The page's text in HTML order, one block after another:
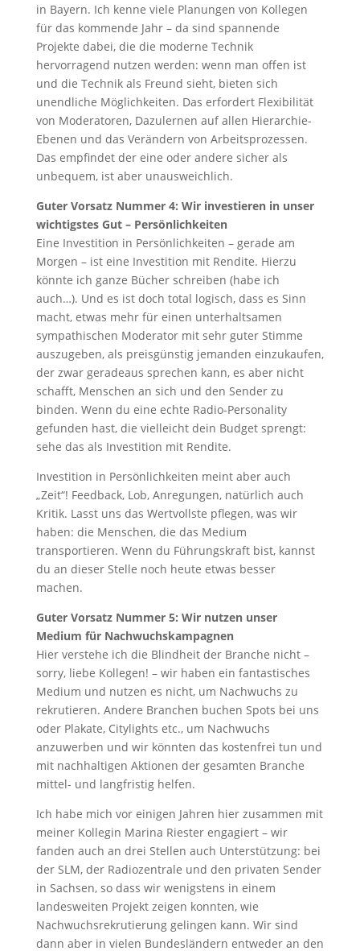
in Bayern. Ich kenne viele Planungen von Kollegen
für das kommende Jahr – da sind spannende
Projekte dabei, die die moderne Technik
hervorragend nutzen werden: wenn man offen ist
und die Technik als Freund sieht, bieten sich
unendliche Möglichkeiten. Das erfordert Flexibilität
von Moderatoren, Dazulernen auf allen Hierarchie-
Ebenen und das Verändern von Arbeitsprozessen.
Das empfindet der eine oder andere sicher als
unbequem, ist aber unausweichlich.
Guter Vorsatz Nummer 4: Wir investieren in unser
wichtigstes Gut – Persönlichkeiten
Eine Investition in Persönlichkeiten – gerade am
Morgen – ist eine Investition mit Rendite. Hierzu
könnte ich ganze Bücher schreiben (habe ich
auch…). Und es ist doch total logisch, dass es Sinn
macht, etwas mehr für einen unterhaltsamen
sympathischen Moderator mit sehr guter Stimme
auszugeben, als preisgünstig jemanden einzukaufen,
der zwar geradeaus sprechen kann, es aber nicht
schafft, Menschen an sich und den Sender zu
binden. Wenn du eine echte Radio-Personality
gefunden hast, die vielleicht dein Budget sprengt:
sehe das als Investition mit Rendite.
Investition in Persönlichkeiten meint aber auch
„Zeit“! Feedback, Lob, Anregungen, natürlich auch
Kritik. Lasst uns das Wertvollste pflegen, was wir
haben: die Menschen, die das Medium
transportieren. Wenn du Führungskraft bist, kannst
du an dieser Stelle noch heute etwas besser
machen.
Guter Vorsatz Nummer 5: Wir nutzen unser
Medium für Nachwuchskampagnen
Hier verstehe ich die Blindheit der Branche nicht –
sorry, liebe Kollegen! – wir haben ein fantastisches
Medium und nutzen es nicht, um Nachwuchs zu
rekrutieren. Andere Branchen buchen Spots bei uns
oder Plakate, Citylights etc., um Nachwuchs
anzuwerben und wir könnten das kostenfrei tun und
mit nachhaltigen Aktionen der gesamten Branche
mittel- und langfristig helfen.
Ich habe mich vor einigen Jahren hier zusammen mit
meiner Kollegin Marina Riester engagiert – wir
fanden auch an drei Stellen auch Unterstützung: bei
der SLM, der Radiozentrale und den privaten Sender
in Sachsen, so dass wir wenigstens in einem
landesweiten Projekt zeigen konnten, wie
Nachwuchsrekrutierung gelingen kann. Wir sind
dann aber in vielen Bundesländern entweder an den